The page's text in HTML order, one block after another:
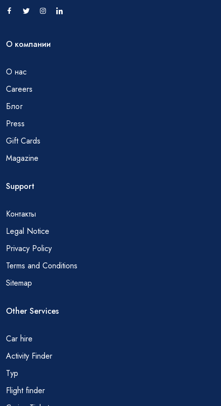
О компании
О нас
Careers
Блог
Press
Gift Cards
Magazine
Support
Контакты
Legal Notice
Privacy Policy
Terms and Conditions
Sitemap
Other Services
Car hire
Activity Finder
Тур
Flight finder